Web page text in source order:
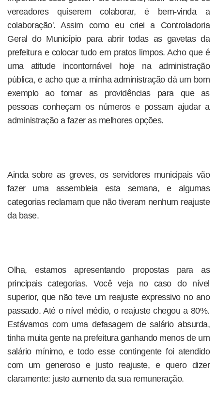
vereadores quiserem colaborar, é bem-vinda a
colaboração'. Assim como eu criei a Controladoria
Geral do Município para abrir todas as gavetas da
prefeitura e colocar tudo em pratos limpos. Acho que é
uma atitude incontornável hoje na administração
pública, e acho que a minha administração dá um bom
exemplo ao tomar as providências para que as
pessoas conheçam os números e possam ajudar a
administração a fazer as melhores opções.
Ainda sobre as greves, os servidores municipais vão
fazer uma assembleia esta semana, e algumas
categorias reclamam que não tiveram nenhum reajuste
da base.
Olha, estamos apresentando propostas para as
principais categorias. Você veja no caso do nível
superior, que não teve um reajuste expressivo no ano
passado. Até o nível médio, o reajuste chegou a 80%.
Estávamos com uma defasagem de salário absurda,
tinha muita gente na prefeitura ganhando menos de um
salário mínimo, e todo esse contingente foi atendido
com um generoso e justo reajuste, e quero dizer
claramente: justo aumento da sua remuneração.